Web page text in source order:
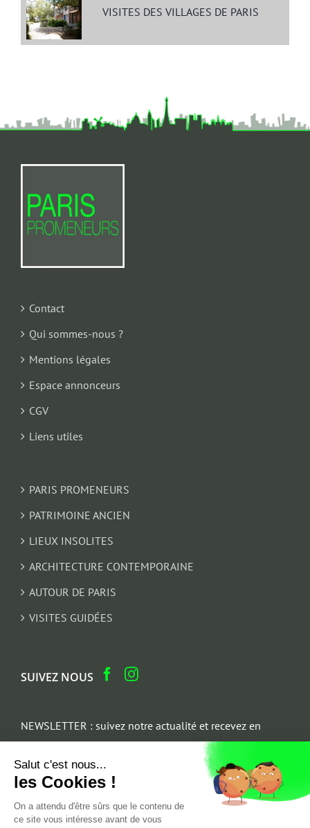
VISITES DES VILLAGES DE PARIS
Contact
Qui sommes-nous ?
Mentions légales
Espace annonceurs
CGV
Liens utiles
PARIS PROMENEURS
PATRIMOINE ANCIEN
LIEUX INSOLITES
ARCHITECTURE CONTEMPORAINE
AUTOUR DE PARIS
VISITES GUIDÉES
SUIVEZ NOUS
NEWSLETTER : suivez notre actualité et recevez en
cadeau un parcours architectural du Marais
Email
Salut c'est nous...
les Cookies !
On a attendu d'être sûrs que le contenu de
ce site vous intéresse avant de vous